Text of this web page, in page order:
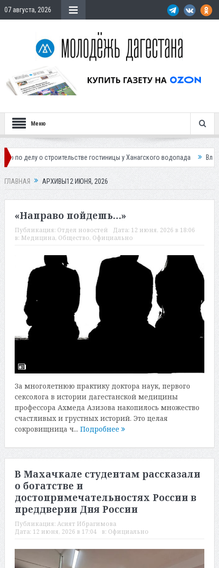
07 августа, 2026
Меню
строительстве гостиницы у Ханагского водопада Власти
ГЛАВНАЯ АРХИВЫ12 ИЮНЯ, 2026
«Направо пойдешь…»
Публикация: Отдел новостей Дата: 12 июня, 2026 в 18:06
в: Медицина, Общество, Официально
За многолетнюю практику доктора наук, первого
сексолога в истории дагестанской медицины
профессора Ахмеда Азизова накопилось множество
счастливых и грустных историй. Это целая
сокровищница ч... Подробнее
В Махачкале студентам рассказали
о богатстве и
достопримечательностях России в
преддверии Дня России
Публикация: Асият Ибрагимова
Дата: 12 июня, 2026 в 17:04 в: Официально